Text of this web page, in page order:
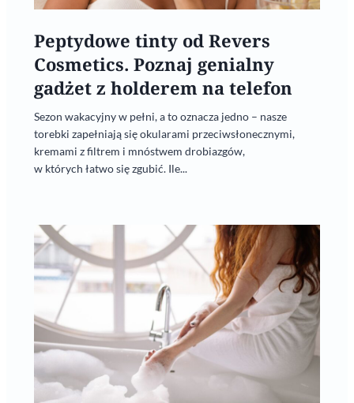
Peptydowe tinty od Revers
Cosmetics. Poznaj genialny
gadżet z holderem na telefon
Sezon wakacyjny w pełni, a to oznacza jedno – nasze
torebki zapełniają się okularami przeciwsłonecznymi,
kremami z filtrem i mnóstwem drobiazgów,
w których łatwo się zgubić. Ile...